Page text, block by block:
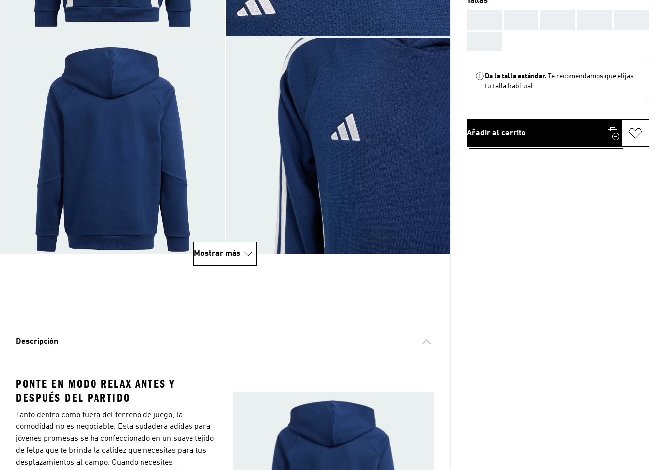
Mostrar más
Descripción
PONTE EN MODO RELAX ANTES Y
DESPUÉS DEL PARTIDO
Tanto dentro como fuera del terreno de juego, la
comodidad no es negociable. Esta sudadera adidas para
jóvenes promesas se ha confeccionado en un suave tejido
de felpa que te brinda la calidez que necesitas para tus
desplazamientos al campo. Cuando necesites
Da la talla estándar.
Te recomendamos que elijas
tu talla habitual.
Añadir al carrito